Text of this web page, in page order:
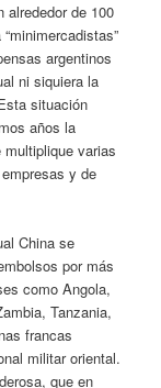
alrededor de 100
argentinos
ni siquiera la
situación
años la
varias
y de
China se
por más
como Angola,
Tanzania,
francas
militar oriental.
que en